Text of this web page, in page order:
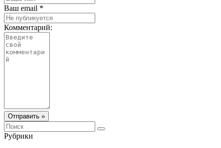
Ваш email *
Комментарий:
Отправить »
Рубрики